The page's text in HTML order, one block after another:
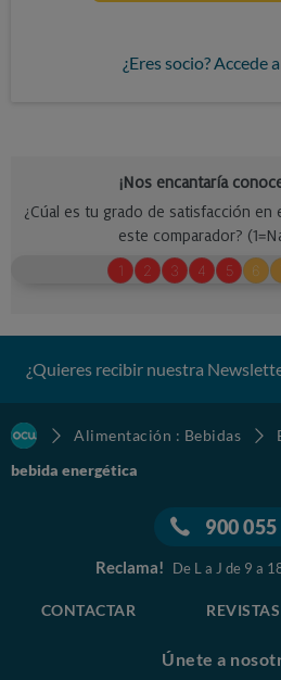
¿Eres socio? Accede
¿Quieres recibir nuestra
Alimentación : Bebidas
bebida energética
900
Reclama! De L a J de 9 a
CONTACTAR REVISTAS
Únete a